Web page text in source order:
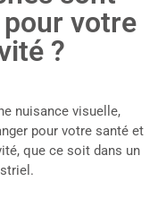
votre
?
nuisance visuelle,
pour votre santé et
que ce soit dans un